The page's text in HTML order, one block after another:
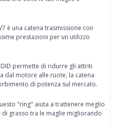
è una catena trasmissione con
prestazioni per un utilizzo
permette di ridurre gli attriti
dal motore alle ruote, la catena
di potenza sul mercato.
"ring" aiuta a trattenere meglio
grasso tra le maglie migliorando